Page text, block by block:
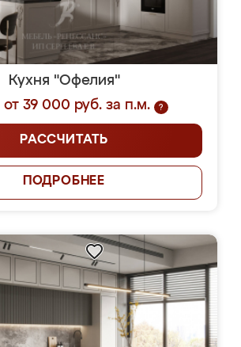
Кухня "Офелия"
от 39 000 руб. за п.м.
?
РАССЧИТАТЬ
ПОДРОБНЕЕ